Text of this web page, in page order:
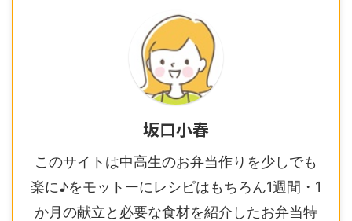
坂口小春
このサイトは中高生のお弁当作りを少しでも
楽に♪をモットーにレシピはもちろん1週間・1
か月の献立と必要な食材を紹介したお弁当特